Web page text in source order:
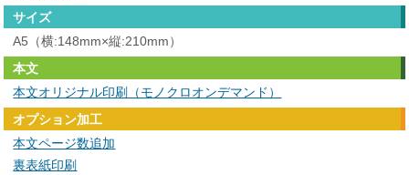
サイズ
A5（横:148mm×縦:210mm）
本文
本文オリジナル印刷（モノクロオンデマンド）
オプション加工
本文ページ数追加
裏表紙印刷